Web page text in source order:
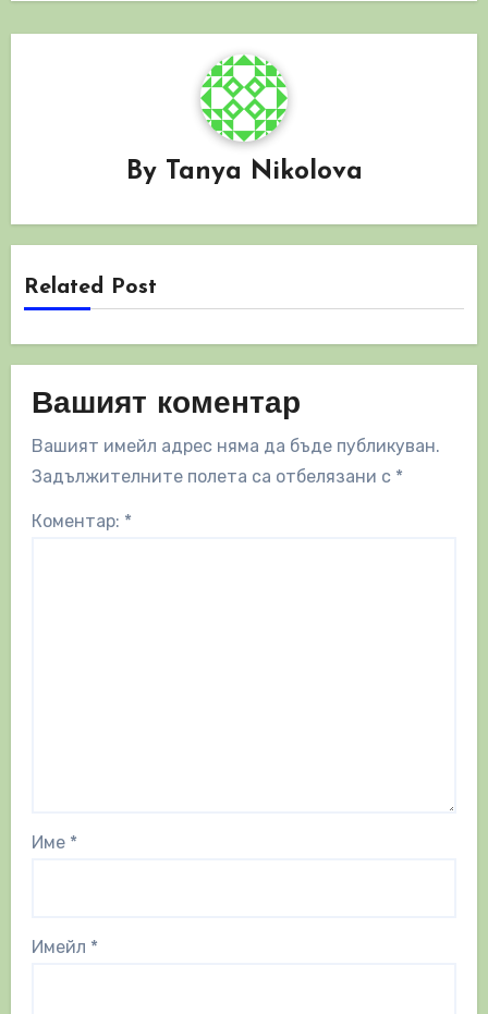
By Tanya Nikolova
Related Post
Вашият коментар
Вашият имейл адрес няма да бъде публикуван.
Задължителните полета са отбелязани с *
Коментар: *
Име *
Имейл *